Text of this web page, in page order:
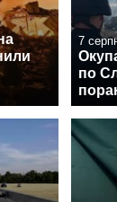
7
по